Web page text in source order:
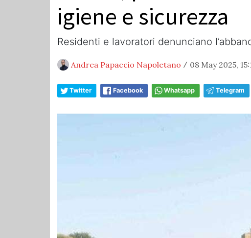
igiene e sicurezza
Residenti e lavoratori denunciano
Andrea Papaccio Napoletano / 08 May 2025,
Twitter Facebook Whatsapp Telegram